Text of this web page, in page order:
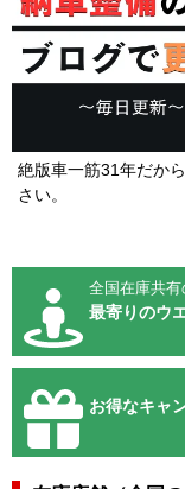
絶版車一筋31年だか
さい。
全国在庫共有
最寄りのウ
お得なキャ